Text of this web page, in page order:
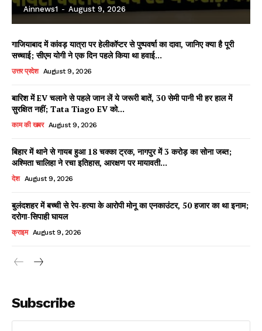
Facebook
X WhatsApp
Share
Read Latest News on AIN
Ainnews1 - August 9, 2026
गाजियाबाद में कांवड़ यात्रा पर हेलीकॉप्टर से पुष्पवर्षा का दावा, जानिए क्या है पूरी
सच्चाई; सीएम योगी ने एक दिन पहले किया था हवाई...
उत्तर प्रदेश August 9, 2026
बारिश में EV चलाने से पहले जान लें ये जरूरी बातें, 30 सेमी पानी भी हर हाल में
सुरक्षित नहीं; Tata Tiago EV को...
काम की खबर August 9, 2026
बिहार में थाने से गायब हुआ 18 चक्का ट्रक, नागपुर में 3 करोड़ का सोना जब्त;
अश्मिता चालिहा ने रचा इतिहास, आरक्षण पर मायावती...
देश August 9, 2026
बुलंदशहर में बच्ची से रेप-हत्या के आरोपी मोनू का एनकाउंटर, 50 हजार का था इनाम;
दरोगा-सिपाही घायल
क्राइम August 9, 2026
Subscribe